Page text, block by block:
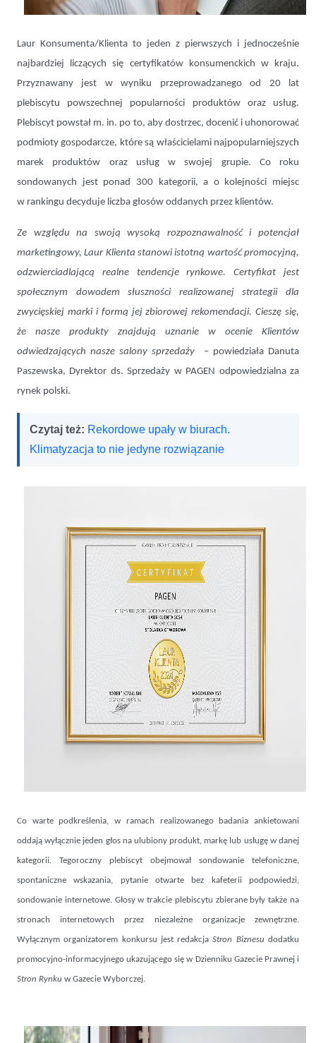
Laur Konsumenta/Klienta to jeden z pierwszych i jednocześnie
najbardziej liczących się certyfikatów konsumenckich w kraju.
Przyznawany jest w wyniku przeprowadzanego od 20 lat
plebiscytu powszechnej popularności produktów oraz usług.
Plebiscyt powstał m. in. po to, aby dostrzec, docenić i uhonorować
podmioty gospodarcze, które są właścicielami najpopularniejszych
marek produktów oraz usług w swojej grupie. Co roku
sondowanych jest ponad 300 kategorii, a o kolejności miejsc
w rankingu decyduje liczba głosów oddanych przez klientów.
Ze względu na swoją wysoką rozpoznawalność i potencjał
marketingowy, Laur Klienta stanowi istotną wartość promocyjną,
odzwierciadlającą realne tendencje rynkowe. Certyfikat jest
społecznym dowodem słuszności realizowanej strategii dla
zwycięskiej marki i formą jej zbiorowej rekomendacji. Cieszę się,
że nasze produkty znajdują uznanie w ocenie Klientów
odwiedzających nasze salony sprzedaży
– powiedziała Danuta
Paszewska, Dyrektor ds. Sprzedaży w PAGEN odpowiedzialna za
rynek polski.
Czytaj też: Rekordowe upały w biurach.
Klimatyzacja to nie jedyne rozwiązanie
Co warte podkreślenia, w ramach realizowanego badania ankietowani
oddają wyłącznie jeden głos na ulubiony produkt, markę lub usługę w danej
kategorii. Tegoroczny plebiscyt obejmował sondowanie telefoniczne,
spontaniczne wskazania, pytanie otwarte bez kafeterii podpowiedzi,
sondowanie internetowe. Głosy w trakcie plebiscytu zbierane były także na
stronach internetowych przez niezależne organizacje zewnętrzne.
Wyłącznym organizatorem konkursu jest redakcjaStron Biznesudodatku
promocyjno-informacyjnego ukazującego się w Dzienniku Gazecie Prawnej i
Stron Rynku w Gazecie Wyborczej.